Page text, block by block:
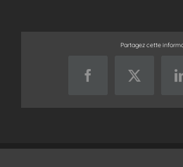
Partagez cette
FacebookX